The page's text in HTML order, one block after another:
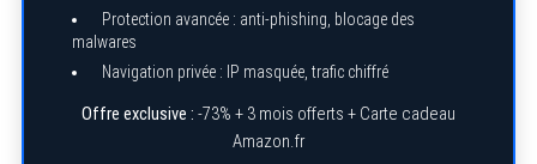
Protection avancée : anti-phishing, blocage des
malwares
Navigation privée : IP masquée, trafic chiffré
Offre exclusive : -73% + 3 mois offerts + Carte cadeau
Amazon.fr